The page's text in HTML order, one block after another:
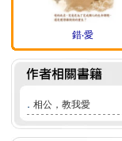
錯‧愛
． 相公，教我愛